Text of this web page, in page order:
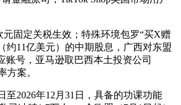
固定关税生效；特殊环境包罗“买X赠
约11亿美元）的中期股息，广西对东盟
号，亚马逊取巴西本土投资公司
方案。
2026年12月31日，具备的功课功能